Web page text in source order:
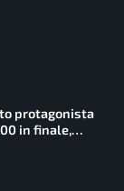
protagonista
in finale,